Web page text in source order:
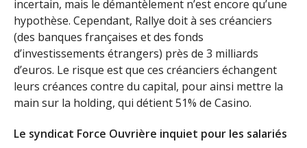
incertain, mais le démantèlement n’est encore qu’une
hypothèse. Cependant, Rallye doit à ses créanciers
(des banques françaises et des fonds
d’investissements étrangers) près de 3 milliards
d’euros. Le risque est que ces créanciers échangent
leurs créances contre du capital, pour ainsi mettre la
main sur la holding, qui détient 51% de Casino.
Le syndicat Force Ouvrière inquiet pour les salariés